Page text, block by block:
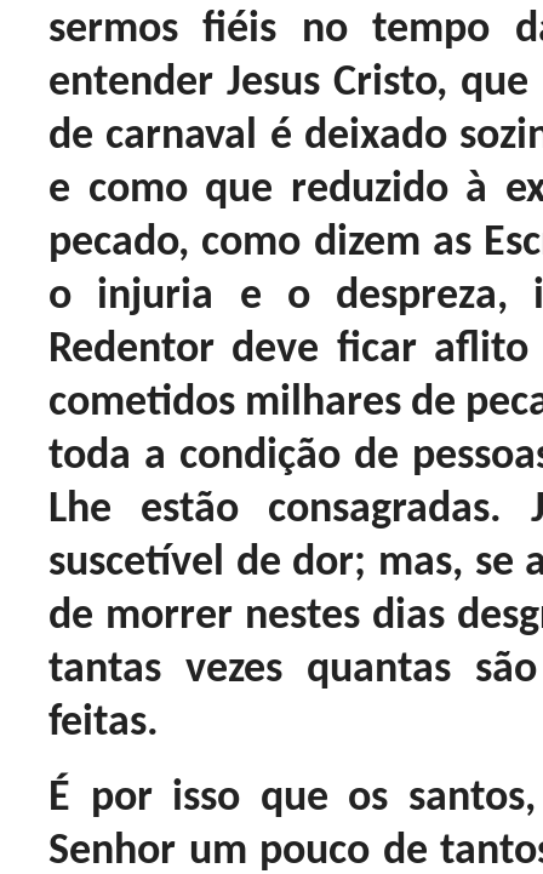
sermos fiéis no tempo
entender Jesus Cristo,
de carnaval é deixado
e como que reduzido à
pecado, como dizem as
o injuria e o despreza,
Redentor deve ficar
cometidos milhares de
toda a condição de
Lhe estão
suscetível de dor; mas, se
de morrer nestes dias
tantas vezes quantas
feitas.
É por isso que os
Senhor um pouco de